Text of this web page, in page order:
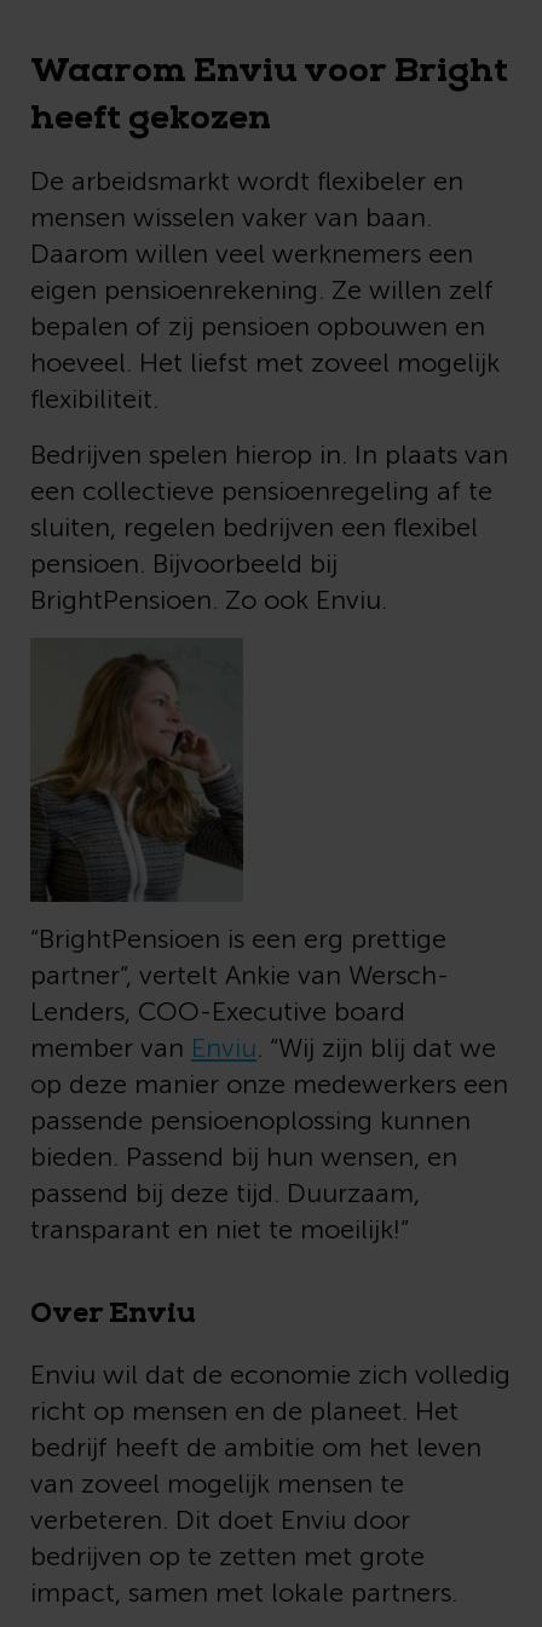
Waarom Enviu voor Bright
heeft gekozen
De arbeidsmarkt wordt flexibeler en
mensen wisselen vaker van baan.
Daarom willen veel werknemers een
eigen pensioenrekening. Ze willen zelf
bepalen of zij pensioen opbouwen en
hoeveel. Het liefst met zoveel mogelijk
flexibiliteit.
Bedrijven spelen hierop in. In plaats van
een collectieve pensioenregeling af te
sluiten, regelen bedrijven een flexibel
pensioen. Bijvoorbeeld bij
BrightPensioen. Zo ook Enviu.
“BrightPensioen is een erg prettige
partner”, vertelt Ankie van Wersch-
Lenders, COO-Executive board
member van Enviu. “Wij zijn blij dat we
op deze manier onze medewerkers een
passende pensioenoplossing kunnen
bieden. Passend bij hun wensen, en
passend bij deze tijd. Duurzaam,
transparant en niet te moeilijk!”
Over Enviu
Enviu wil dat de economie zich volledig
richt op mensen en de planeet. Het
bedrijf heeft de ambitie om het leven
van zoveel mogelijk mensen te
verbeteren. Dit doet Enviu door
bedrijven op te zetten met grote
impact, samen met lokale partners.